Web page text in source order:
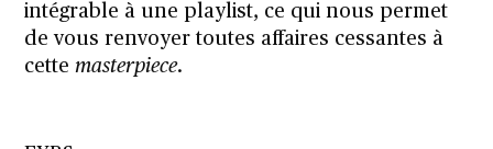
intégrable à une playlist, ce qui nous permet
de vous renvoyer toutes affaires cessantes à
cettemasterpiece.